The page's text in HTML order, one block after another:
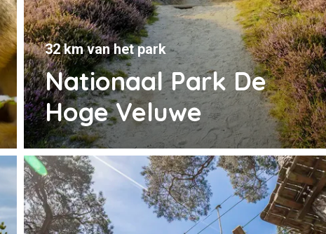
Nationaal Park De
Hoge Veluwe
32 km van het park